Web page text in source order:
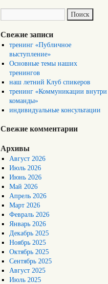
Свежие записи
тренинг «Публичное
выступление»
Основные темы наших
тренингов
наш летний Клуб спикеров
тренинг «Коммуникации внутри
команды»
индивидуальные консультации
Свежие комментарии
Архивы
Август 2026
Июль 2026
Июнь 2026
Май 2026
Апрель 2026
Март 2026
Февраль 2026
Январь 2026
Декабрь 2025
Ноябрь 2025
Октябрь 2025
Сентябрь 2025
Август 2025
Июль 2025